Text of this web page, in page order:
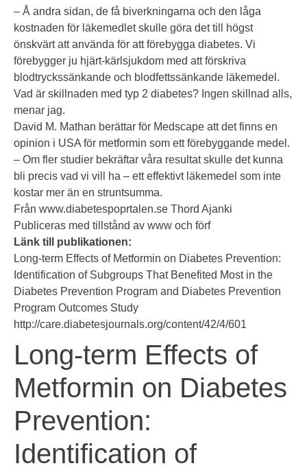
– Å andra sidan, de få biverkningarna och den låga
kostnaden för läkemedlet skulle göra det till högst
önskvärt att använda för att förebygga diabetes. Vi
förebygger ju hjärt-kärlsjukdom med att förskriva
blodtryckssänkande och blodfettssänkande läkemedel.
Vad är skillnaden med typ 2 diabetes? Ingen skillnad alls,
menar jag.
David M. Mathan berättar för Medscape att det finns en
opinion i USA för metformin som ett förebyggande medel.
– Om fler studier bekräftar våra resultat skulle det kunna
bli precis vad vi vill ha – ett effektivt läkemedel som inte
kostar mer än en struntsumma.
Från www.diabetespoprtalen.se Thord Ajanki
Publiceras med tillstånd av www och förf
Länk till publikationen:
Long-term Effects of Metformin on Diabetes Prevention:
Identification of Subgroups That Benefited Most in the
Diabetes Prevention Program and Diabetes Prevention
Program Outcomes Study
http://care.diabetesjournals.org/content/42/4/601
Long-term Effects of
Metformin on Diabetes
Prevention:
Identification of